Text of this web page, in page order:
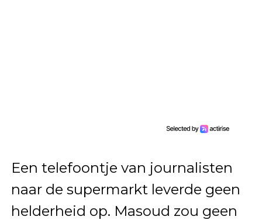
Een telefoontje van journalisten
naar de supermarkt leverde geen
helderheid op. Masoud zou geen